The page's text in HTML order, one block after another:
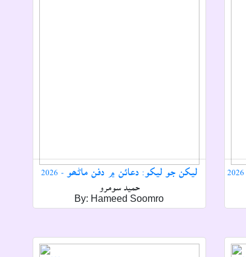
ليکن جو ليکو: دعائن ۾ دفن ماڻھو - 2026
By: Hameed Soomro